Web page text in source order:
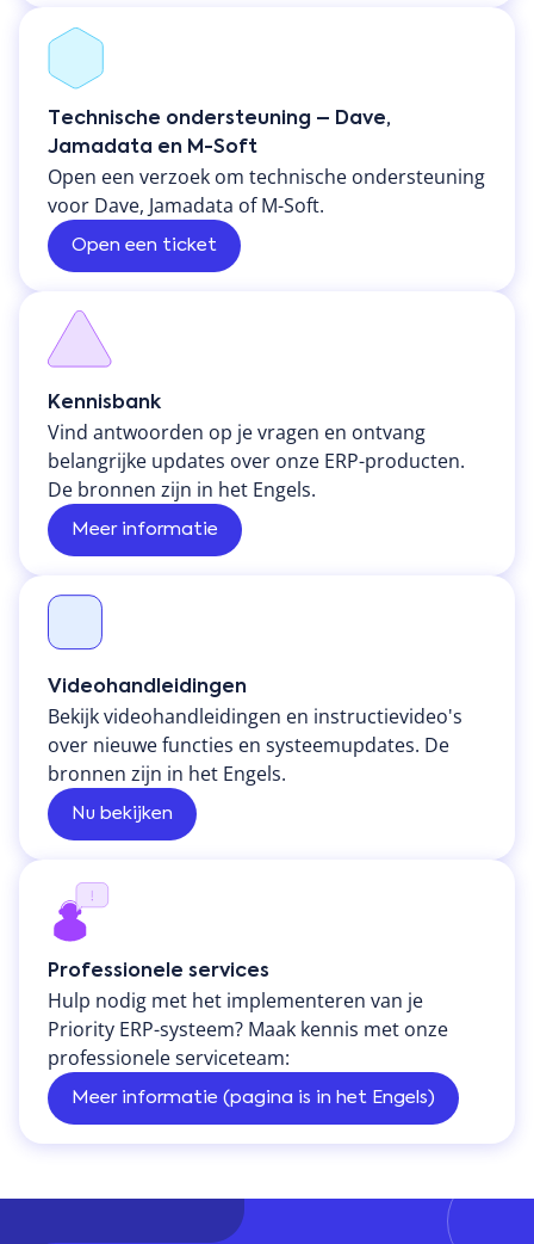
Technische ondersteuning – Dave,
Jamadata en M-Soft
Open een verzoek om technische ondersteuning
voor Dave, Jamadata of M-Soft.
Open een ticket
Kennisbank
Vind antwoorden op je vragen en ontvang
belangrijke updates over onze ERP-producten.
De bronnen zijn in het Engels.
Meer informatie
Videohandleidingen
Bekijk videohandleidingen en instructievideo's
over nieuwe functies en systeemupdates. De
bronnen zijn in het Engels.
Nu bekijken
Professionele services
Hulp nodig met het implementeren van je
Priority ERP-systeem? Maak kennis met onze
professionele serviceteam:
Meer informatie (pagina is in het Engels)